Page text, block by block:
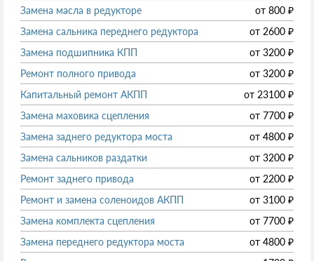
Замена масла в редукторе
от 800 ₽
Замена сальника переднего редуктора
от 2600 ₽
Замена подшипника КПП
от 3200 ₽
Ремонт полного привода
от 3200 ₽
Капитальный ремонт АКПП
от 23100 ₽
Замена маховика сцепления
от 7700 ₽
Замена заднего редуктора моста
от 4800 ₽
Замена сальников раздатки
от 3200 ₽
Ремонт заднего привода
от 2200 ₽
Ремонт и замена соленоидов АКПП
от 3100 ₽
Замена комплекта сцепления
от 7700 ₽
Замена переднего редуктора моста
от 4800 ₽